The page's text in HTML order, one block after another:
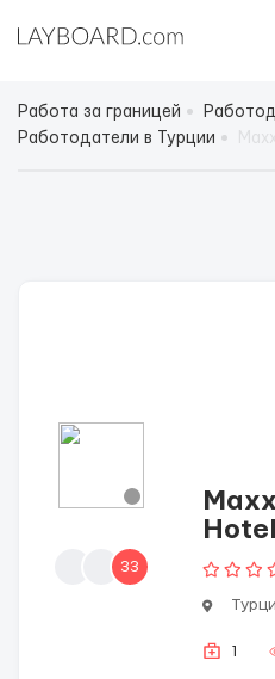
Работа за границей
Работодатели в Турции
33
1